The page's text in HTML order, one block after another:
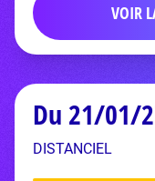
VOIR
Du 21/01/
DISTANCIEL